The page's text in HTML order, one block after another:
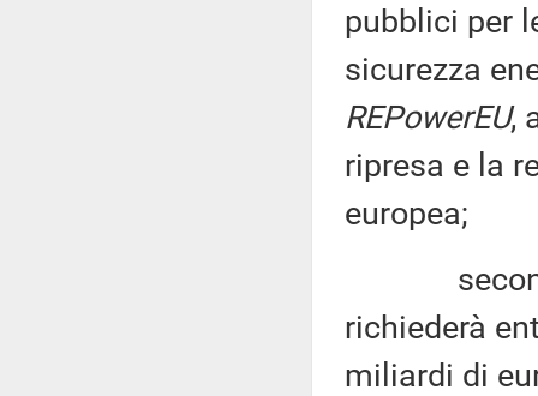
pubblici per
sicurezza
REPowerEU,
ripresa e la
europea;
secondo
richiederà
miliardi di